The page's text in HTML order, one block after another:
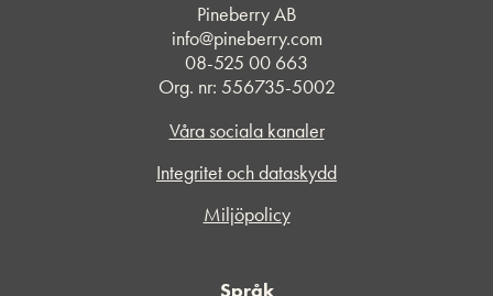
Pineberry AB
info@pineberry.com
08-525 00 663
Org. nr: 556735-5002
Våra sociala kanaler
Integritet och dataskydd
Miljöpolicy
Språk